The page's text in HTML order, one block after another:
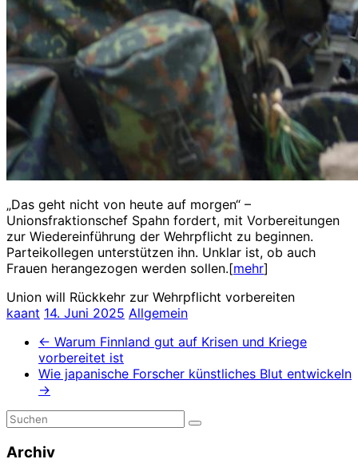
„Das geht nicht von heute auf morgen“ –
Unionsfraktionschef Spahn fordert, mit Vorbereitungen
zur Wiedereinführung der Wehrpflicht zu beginnen.
Parteikollegen unterstützen ihn. Unklar ist, ob auch
Frauen herangezogen werden sollen.[mehr]
Union will Rückkehr zur Wehrpflicht vorbereiten
kaant 14. Juni 2025 Allgemein
← Warum Finnland gut auf Krisen und Kriege
vorbereitet ist
Wie japanische Forscher künstliches Blut entwickeln
→
Archiv